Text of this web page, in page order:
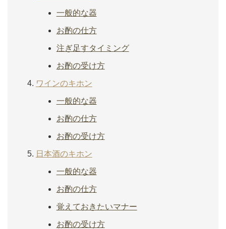
一般的な器
お酌の仕方
注ぎ足すタイミング
お酌の受け方
ワインのキホン
一般的な器
お酌の仕方
お酌の受け方
日本酒のキホン
一般的な器
お酌の仕方
覚えておきたいマナー
お酌の受け方